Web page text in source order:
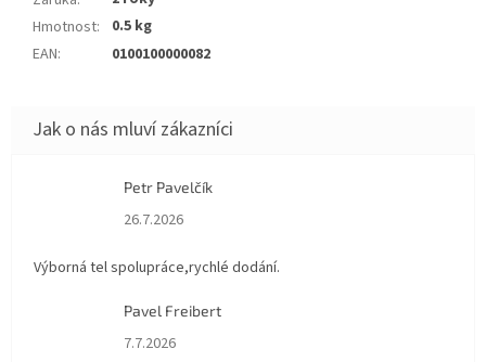
Hmotnost:
0.5 kg
EAN: 0100100000082
Petr Pavelčík
Hodnocení obchodu je 5 z 5 hvězdiček.
26.7.2026
Výborná tel spolupráce,rychlé dodání.
Pavel Freibert
Hodnocení obchodu je 5 z 5 hvězdiček.
7.7.2026